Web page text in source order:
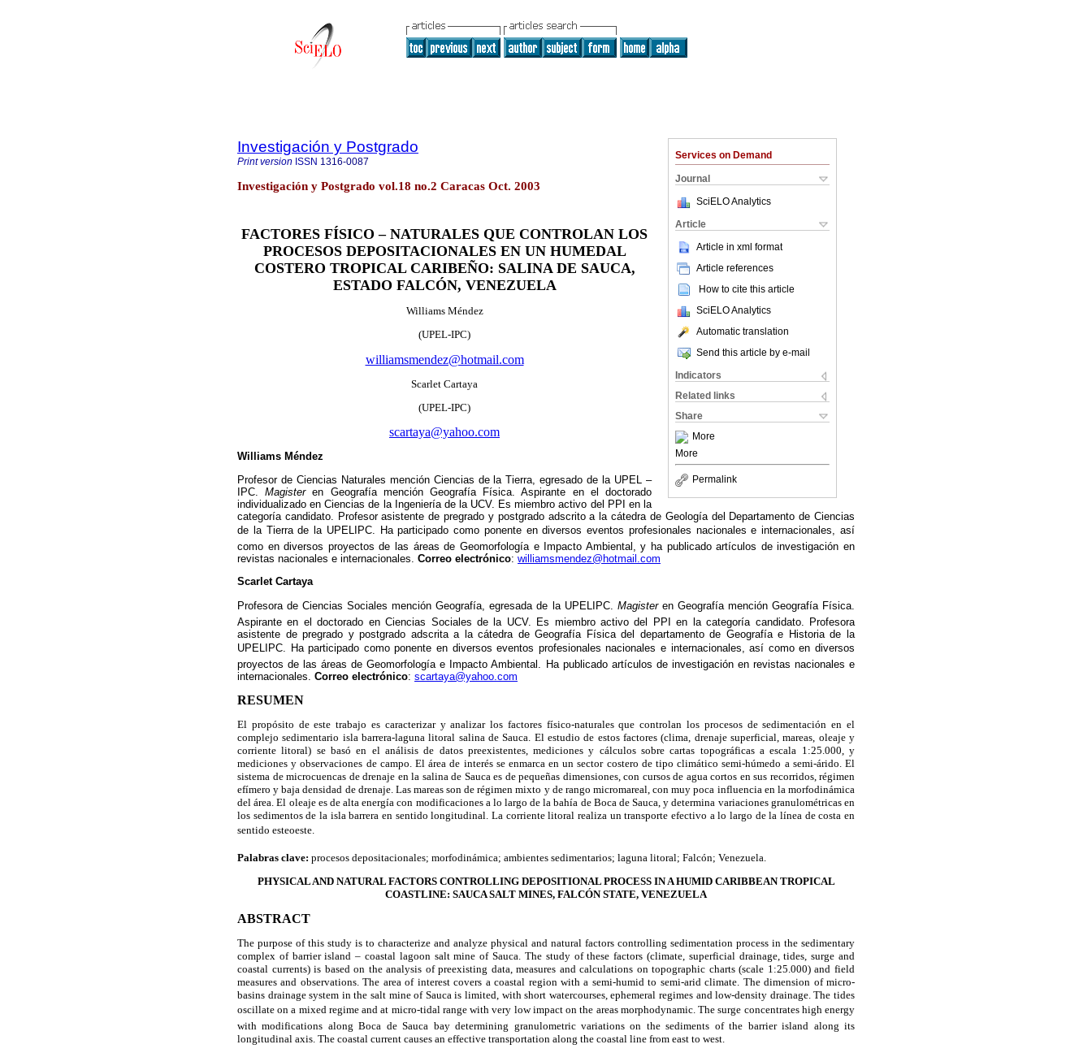
Services on Demand
Journal
SciELO Analytics
Article
Article in xml format
Article references
How to cite this article
SciELO Analytics
Automatic translation
Send this article by e-mail
Indicators
Related links
Share
More
More
Permalink
Investigación y Postgrado
Print version ISSN 1316-0087
Investigación y Postgrado vol.18 no.2 Caracas Oct. 2003
FACTORES FÍSICO – NATURALES QUE CONTROLAN LOS
PROCESOS DEPOSITACIONALES EN UN HUMEDAL
COSTERO TROPICAL CARIBEÑO: SALINA DE SAUCA,
ESTADO FALCÓN, VENEZUELA
Williams Méndez
(UPEL-IPC)
williamsmendez@hotmail.com
Scarlet Cartaya
(UPEL-IPC)
scartaya@yahoo.com
Williams Méndez
Profesor de Ciencias Naturales mención Ciencias de la Tierra, egresado de la UPEL –
IPC.Magisteren Geografía mención Geografía Física. Aspirante en el doctorado
individualizado en Ciencias de la Ingeniería de la UCV. Es miembro activo del PPI en la
categoría candidato. Profesor asistente de pregrado y postgrado adscrito a la cátedra de Geología del Departamento de Ciencias
de la Tierra de la UPELIPC. Ha participado como ponente en diversos eventos profesionales nacionales e internacionales, así
como en diversos proyectos de las áreas de Geomorfología e Impacto Ambiental, y ha publicado artículos de investigación en
revistas nacionales e internacionales. Correo electrónico: williamsmendez@hotmail.com
Scarlet Cartaya
Profesora de Ciencias Sociales mención Geografía, egresada de la UPELIPC. Magister en Geografía mención Geografía Física.
Aspirante en el doctorado en Ciencias Sociales de la UCV. Es miembro activo del PPI en la categoría candidato. Profesora
asistente de pregrado y postgrado adscrita a la cátedra de Geografía Física del departamento de Geografía e Historia de la
UPELIPC. Ha participado como ponente en diversos eventos profesionales nacionales e internacionales, así como en diversos
proyectos de las áreas de Geomorfología e Impacto Ambiental. Ha publicado artículos de investigación en revistas nacionales e
internacionales. Correo electrónico: scartaya@yahoo.com
RESUMEN
El propósito de este trabajo es caracterizar y analizar los factores físico-naturales que controlan los procesos de sedimentación en el
complejo sedimentario isla barrera-laguna litoral salina de Sauca. El estudio de estos factores (clima, drenaje superficial, mareas, oleaje y
corriente litoral) se basó en el análisis de datos preexistentes, mediciones y cálculos sobre cartas topográficas a escala 1:25.000, y
mediciones y observaciones de campo. El área de interés se enmarca en un sector costero de tipo climático semi-húmedo a semi-árido. El
sistema de microcuencas de drenaje en la salina de Sauca es de pequeñas dimensiones, con cursos de agua cortos en sus recorridos, régimen
efímero y baja densidad de drenaje. Las mareas son de régimen mixto y de rango micromareal, con muy poca influencia en la morfodinámica
del área. El oleaje es de alta energía con modificaciones a lo largo de la bahía de Boca de Sauca, y determina variaciones granulométricas en
los sedimentos de la isla barrera en sentido longitudinal. La corriente litoral realiza un transporte efectivo a lo largo de la línea de costa en
sentido esteoeste.
Palabras clave: procesos depositacionales; morfodinámica; ambientes sedimentarios; laguna litoral; Falcón; Venezuela.
PHYSICAL AND NATURAL FACTORS CONTROLLING DEPOSITIONAL PROCESS IN A HUMID CARIBBEAN TROPICAL
COASTLINE: SAUCA SALT MINES, FALCÓN STATE, VENEZUELA
ABSTRACT
The purpose of this study is to characterize and analyze physical and natural factors controlling sedimentation process in the sedimentary
complex of barrier island – coastal lagoon salt mine of Sauca. The study of these factors (climate, superficial drainage, tides, surge and
coastal currents) is based on the analysis of preexisting data, measures and calculations on topographic charts (scale 1:25.000) and field
measures and observations. The area of interest covers a coastal region with a semi-humid to semi-arid climate. The dimension of micro-
basins drainage system in the salt mine of Sauca is limited, with short watercourses, ephemeral regimes and low-density drainage. The tides
oscillate on a mixed regime and at micro-tidal range with very low impact on the areas morphodynamic. The surge concentrates high energy
with modifications along Boca de Sauca bay determining granulometric variations on the sediments of the barrier island along its
longitudinal axis. The coastal current causes an effective transportation along the coastal line from east to west.